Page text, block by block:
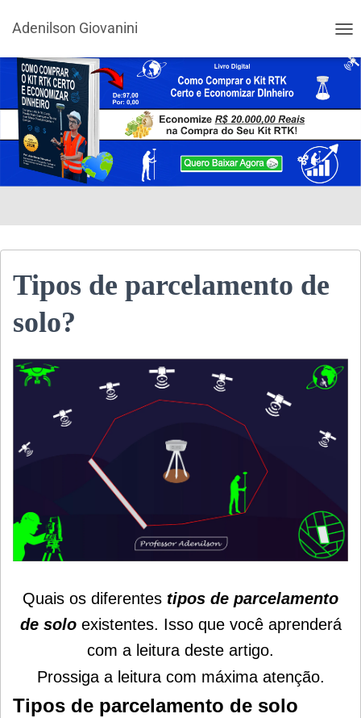
Adenilson Giovanini
Tipos de parcelamento de
solo?
Quais os diferentes tipos de parcelamento
de soloexistentes. Isso que você aprenderá
com a leitura deste artigo.
Prossiga a leitura com máxima atenção.
Tipos de parcelamento de solo